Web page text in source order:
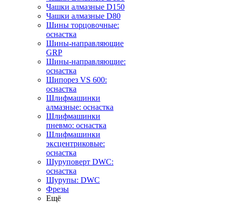
Чашки алмазные D150
Чашки алмазные D80
Шины торцовочные:
оснастка
Шины-направляющие
GRP
Шины-направляющие:
оснастка
Шипорез VS 600:
оснастка
Шлифмашинки
алмазные: оснастка
Шлифмашинки
пневмо: оснастка
Шлифмашинки
эксцентриковые:
оснастка
Шуруповерт DWC:
оснастка
Шурупы: DWC
Фрезы
Ещё